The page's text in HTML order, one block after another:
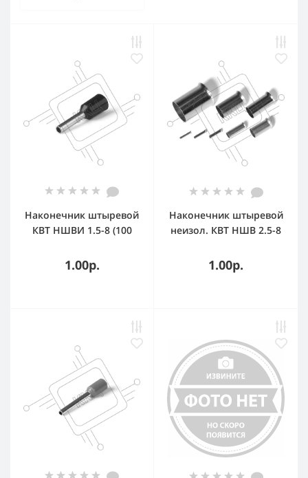
Наконечник штыревой
КВТ НШВИ 1.5-8 (100
1.00р.
Наконечник штыревой
неизол. КВТ НШВ 2.5-8
1.00р.